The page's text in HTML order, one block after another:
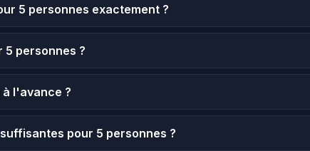
5 personnes exactement ?
5 personnes ?
l'avance ?
pour 5 personnes ?